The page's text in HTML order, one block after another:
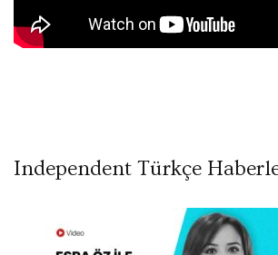
Independent Türkçe